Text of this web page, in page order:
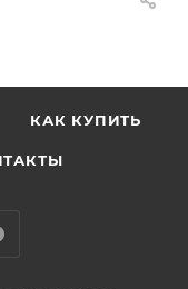
КАК КУПИТЬ